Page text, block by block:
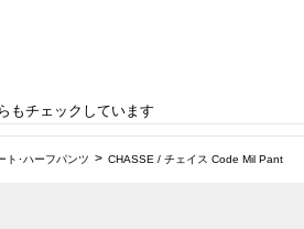
もチェックしています
ト･ハーフパンツ CHASSE / チェイス Code Mil Pant